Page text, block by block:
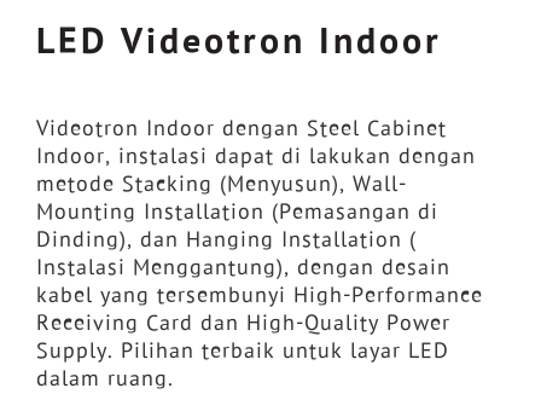
LED Videotron Indoor
Videotron Indoor dengan Steel Cabinet
Indoor, instalasi dapat di lakukan dengan
metode Stacking (Menyusun), Wall-
Mounting Installation (Pemasangan di
Dinding), dan Hanging Installation (
Instalasi Menggantung), dengan desain
kabel yang tersembunyi High-Performance
Receiving Card dan High-Quality Power
Supply. Pilihan terbaik untuk layar LED
dalam ruang.